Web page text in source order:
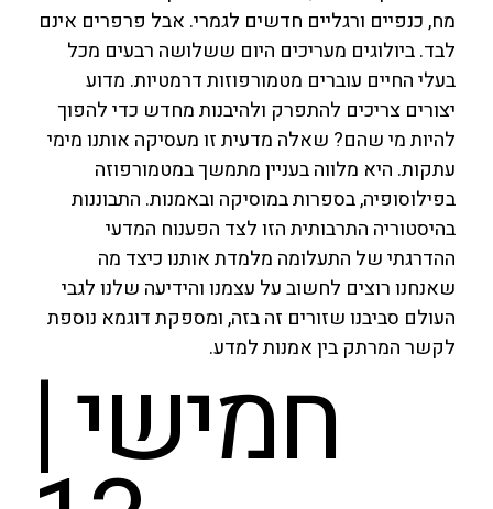
מח, כנפיים ורגליים חדשים לגמרי. אבל פרפרים אינם
לבד. ביולוגים מעריכים היום ששלושה רבעים מכל
בעלי החיים עוברים מטמורפוזות דרמטיות. מדוע
יצורים צריכים להתפרק ולהיבנות מחדש כדי להפוך
להיות מי שהם? שאלה מדעית זו מעסיקה אותנו מימי
עתקות. היא מלווה בעניין מתמשך במטמורפוזה
בפילוסופיה, בספרות במוסיקה ובאמנות. התבוננות
בהיסטוריה התרבותית הזו לצד הפענוח המדעי
ההדרגתי של התעלומה מלמדת אותנו כיצד מה
שאנחנו רוצים לחשוב על עצמנו והידיעה שלנו לגבי
העולם סביבנו שזורים זה בזה, ומספקת דוגמא נוספת
לקשר המרתק בין אמנות למדע.
חמישי |